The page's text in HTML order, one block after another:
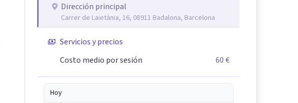
Dirección principal
Carrer de Laietània, 16, 08911 Badalona, Barcelona
Servicios y precios
Costo medio por sesión
60 €
Hoy